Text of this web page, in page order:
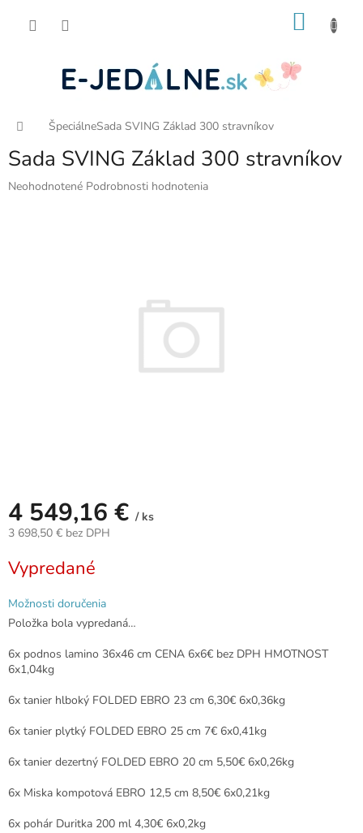
Domov
ŠpeciálneSada SVING Základ 300 stravníkov
Sada SVING Základ 300 stravníkov
Priemerné
Neohodnotené Podrobnosti hodnotenia
4 549,16 € / ks
3 698,50 € bez DPH
cena:
Vypredané
Možnosti doručenia
Položka bola vypredaná…
6x podnos lamino 36x46 cm CENA 6x6€ bez DPH HMOTNOST
6x1,04kg
6x tanier hlboký FOLDED EBRO 23 cm 6,30€ 6x0,36kg
6x tanier plytký FOLDED EBRO 25 cm 7€ 6x0,41kg
6x tanier dezertný FOLDED EBRO 20 cm 5,50€ 6x0,26kg
6x Miska kompotová EBRO 12,5 cm 8,50€ 6x0,21kg
6x pohár Duritka 200 ml 4,30€ 6x0,2kg